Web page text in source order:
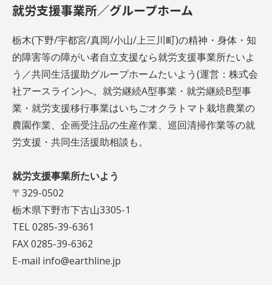
就労支援事業所／グループホーム
栃木(下野/宇都宮/真岡/小山/上三川町)の精神・身体・知
的障害等の障がい者自立支援なら就労支援事業所たいよ
う／共同生活援助グループホームたいよう(運営：株式会
社アースライン)へ。就労継続A型事業・就労継続B型事
業・就労支援移行事業はいちごオクラトマト栽培農業の
農園作業、企画受注品の生産作業、巡回清掃作業等の就
労支援・共同生活援助相談も。
就労支援事業所たいよう
〒329-0502
栃木県下野市下古山3305-1
TEL 0285-39-6361
FAX 0285-39-6362
E-mail info@earthline.jp